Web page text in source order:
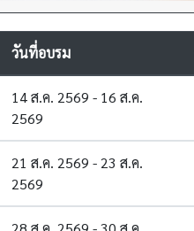
วันที่อบรม
14 ส.ค. 2569 - 16 ส.ค.
2569
21 ส.ค. 2569 - 23 ส.ค.
2569